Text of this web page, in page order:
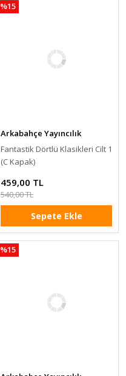
%15
Arkabahçe Yayıncılık
Fantastik Dörtlü Klasikleri Cilt 1
(C Kapak)
459,00 TL
540,00 TL
Sepete Ekle
%15